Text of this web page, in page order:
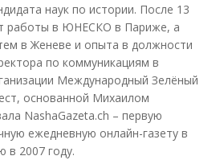
наук по истории. После 13
работы в ЮНЕСКО в Париже, а
в Женеве и опыта в должности
по коммуникациям в
Международный Зелёный
основанной Михаилом
NashaGazeta.ch – первую
ежедневную онлайн-газету в
в 2007 году.